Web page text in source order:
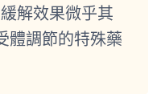
解效果微乎其
體調節的特殊藥